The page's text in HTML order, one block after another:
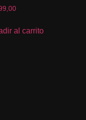
al carrito